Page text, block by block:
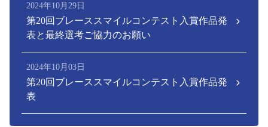
2024年10月29日
第20回ブレーススマイルコンテスト入賞作品発
表と最終選考ご協力のお願い
2024年10月03日
第20回ブレーススマイルコンテスト入賞作品発
表